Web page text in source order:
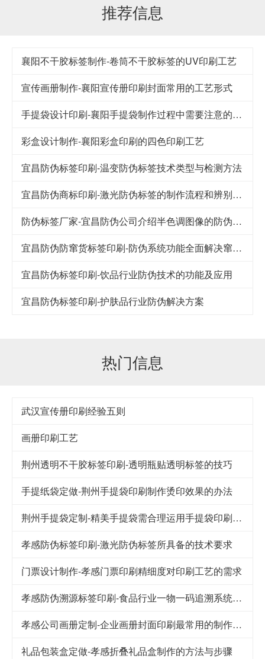
推荐信息
襄阳不干胶标签制作-卷筒不干胶标签的UV印刷工艺
宣传画册制作-襄阳宣传册印刷封面常用的工艺形式
手提袋设计印刷-襄阳手提袋制作过程中需要注意的要点
彩盒设计制作-襄阳彩盒印刷的四色印刷工艺
宜昌防伪标签印刷-温变防伪标签技术类型与检测方法
宜昌防伪商标印刷-激光防伪标签的制作流程和辨别方法
防伪标签厂家-宜昌防伪公司介绍半色调图像的防伪技术
宜昌防伪防窜货标签印刷-防伪系统功能全面解决窜货难题
宜昌防伪标签印刷-饮品行业防伪技术的功能及应用
宜昌防伪标签印刷-护肤品行业防伪解决方案
热门信息
武汉宣传册印刷经验五则
画册印刷工艺
荆州透明不干胶标签印刷-透明瓶贴透明标签的技巧
手提纸袋定做-荆州手提袋印刷制作烫印效果的办法
荆州手提袋定制-精美手提袋需合理运用手提袋印刷技巧
孝感防伪标签印刷-激光防伪标签所具备的技术要求
门票设计制作-孝感门票印刷精细度对印刷工艺的需求
孝感防伪溯源标签印刷-食品行业一物一码追溯系统解决方案
孝感公司画册定制-企业画册封面印刷最常用的制作工艺
礼品包装盒定做-孝感折叠礼品盒制作的方法与步骤